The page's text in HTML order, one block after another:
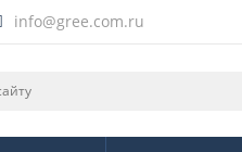
info@gree.com.ru